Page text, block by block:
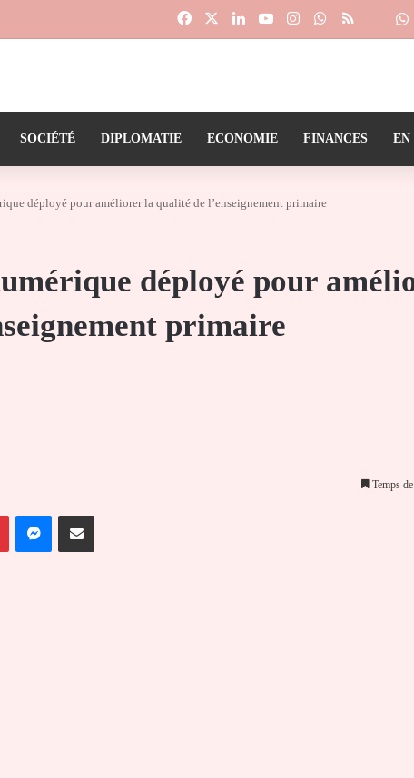
FacebookLinkedinYouTubeInstagramWhatsApp
RSS
SOCIÉTÉ DIPLOMATIE ECONOMIE FINANCES EN
déployé pour améliorer la qualité de l’enseignement primaire
déployé pour
primaire
Temps
PinterestMessengerPartager par email